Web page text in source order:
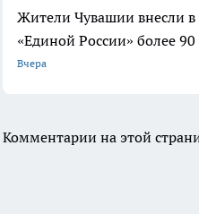
Жители Чувашии внесли
«Единой России» более
Вчера
Комментарии на этой